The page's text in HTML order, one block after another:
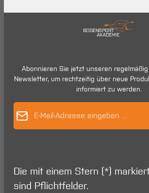
Abonnieren Sie jetzt unseren
Newsletter, um rechtzeitig über neue
informiert zu werden.
Die mit einem Stern (*)
sind Pflichtfelder.